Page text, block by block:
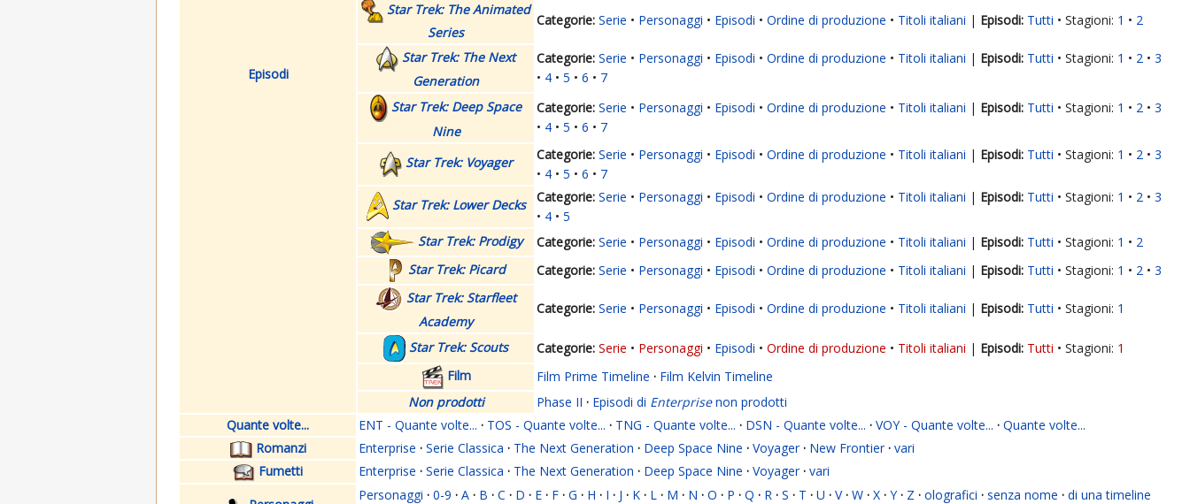
Episodi
Star Trek: The Animated
Series
Serie Personaggi Episodi Ordine di produzione Titoli italiani | Tutti Stagioni: 1 2
Star Trek: The Next
Generation
Serie Personaggi Episodi Ordine di produzione Titoli italiani | Tutti Stagioni: 1 2
3
4
5 6
7
Star Trek: Deep Space
Nine
Serie Personaggi Episodi Ordine di produzione Titoli italiani | Tutti Stagioni: 1 2
3
4
5 6 7
Star Trek: Voyager Serie Personaggi Episodi Ordine di produzione Titoli italiani | Tutti Stagioni: 1 2
3
4
5 6
7
Star Trek: Lower Decks
Serie Personaggi Episodi Ordine di produzione Titoli italiani | Tutti Stagioni: 1 2
3
4
5
Star Trek: Prodigy
Serie Personaggi Episodi Ordine di produzione Titoli italiani | Tutti Stagioni: 1
2
Star Trek: Picard
Serie Personaggi Episodi Ordine di produzione Titoli italiani | Tutti Stagioni: 1 2
3
Star Trek: Starfleet
Academy
Serie Personaggi Episodi Ordine di produzione Titoli italiani | Tutti Stagioni: 1
Star Trek: Scouts Serie Personaggi Episodi Ordine di produzione Titoli italiani | Tutti Stagioni: 1
Film
Film Prime Timeline · Film Kelvin Timeline
Non prodotti
Phase II · Episodi di Enterprisenon prodotti
Quante volte...
ENT - Quante volte... · TOS - Quante volte... · TNG - Quante volte... · DSN - Quante volte... · VOY - Quante volte... · Quante volte...
Romanzi
Enterprise · Serie Classica · The Next Generation · Deep Space Nine · Voyager · New Frontier · vari
Fumetti
Enterprise · Serie Classica · The Next Generation · Deep Space Nine · Voyager · vari
Personaggi · 0-9 · A · B · C · D · E · F · G · H · I · J · K · L · M · N · O · P · Q · R · S · T · U · V · W · X · Y · Z · olografici · senza nome · di una timeline